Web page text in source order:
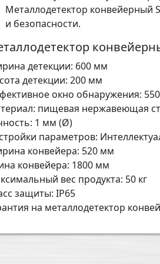
Металлодетектор конвейерный
и безопасности.
детекции: 600 мм
детекции: 200 мм
окно обнаружения:
пищевая нержавеющая
1 мм (Ø)
параметров:
конвейера: 520 мм
конвейера: 1800 мм
вес продукта: 50 кг
защиты: IP65
на металлодетектор